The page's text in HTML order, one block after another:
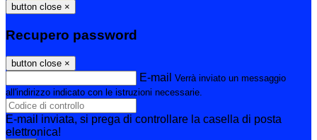
button close ×
Recupero password
button close ×
E-mail Verrà inviato un messaggio
all'indirizzo indicato con le istruzioni necessarie.
E-mail inviata, si prega di controllare la casella di posta
elettronica!